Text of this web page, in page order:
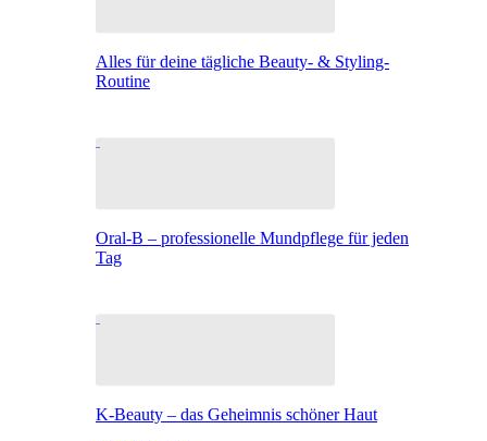
Alles für deine tägliche Beauty- & Styling-
Routine
Oral-B – professionelle Mundpflege für jeden
Tag
K-Beauty – das Geheimnis schöner Haut